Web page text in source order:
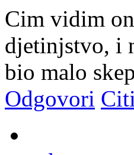
Cim vidim
djetinjstvo, i
bio malo
Odgovori